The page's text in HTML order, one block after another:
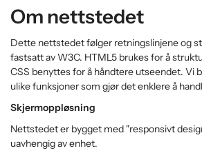
Om nettstedet
Dette nettstedet følger retningslinjene og
fastsatt av W3C. HTML5 brukes for å
CSS benyttes for å håndtere utseendet. Vi
ulike funksjoner som gjør det enklere å
Skjermoppløsning
Nettstedet er bygget med "responsivt
uavhengig av enhet.